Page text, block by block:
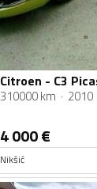
310000 km 2010
4 000€
Nikšić